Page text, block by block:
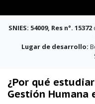
SNIES: 54009, Res n°. 15372
Lugar de desarrollo:
¿Por qué
Gestión Humana